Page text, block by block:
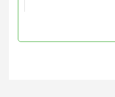
محصول